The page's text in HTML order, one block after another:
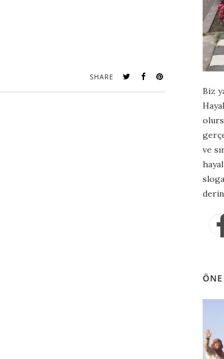
SHARE
Biz
ve